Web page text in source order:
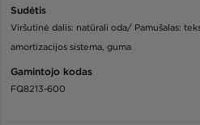
Sudėtis
Viršutinė dalis: natūrali oda/ Pamušalas:
amortizacijos sistema, guma
Gamintojo kodas
FQ8213-600